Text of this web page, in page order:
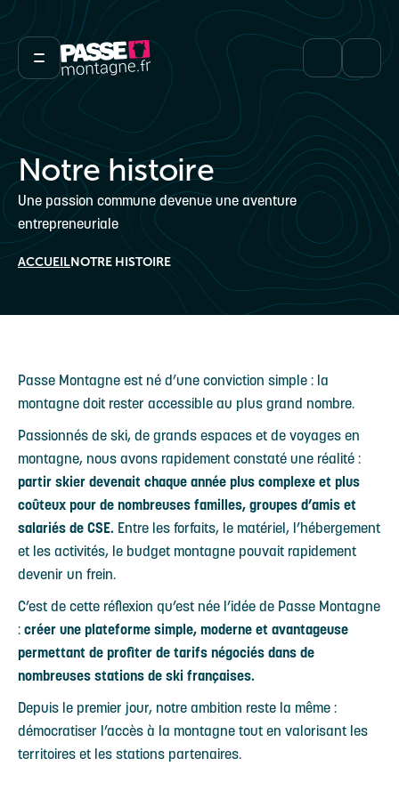
Notre histoire
Une passion commune devenue une aventure
entrepreneuriale
ACCUEILNOTRE HISTOIRE
Passe Montagne est né d’une conviction simple : la
montagne doit rester accessible au plus grand nombre.
Passionnés de ski, de grands espaces et de voyages en
montagne, nous avons rapidement constaté une réalité :
partir skier devenait chaque année plus complexe et plus
coûteux pour de nombreuses familles, groupes d’amis et
salariés de CSE. Entre les forfaits, le matériel, l’hébergement
et les activités, le budget montagne pouvait rapidement
devenir un frein.
C’est de cette réflexion qu’est née l’idée de Passe Montagne
: créer une plateforme simple, moderne et avantageuse
permettant de profiter de tarifs négociés dans de
nombreuses stations de ski françaises.
Depuis le premier jour, notre ambition reste la même :
démocratiser l’accès à la montagne tout en valorisant les
territoires et les stations partenaires.